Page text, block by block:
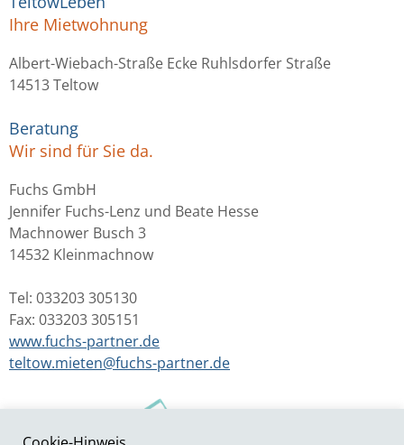
Ihre Mietwohnung
Albert-Wiebach-Straße Ecke Ruhlsdorfer Straße
14513 Teltow
Beratung
Wir sind für Sie da.
Fuchs GmbH
Jennifer Fuchs-Lenz und Beate Hesse
Machnower Busch 3
14532 Kleinmachnow
Tel: 033203 305130
Fax: 033203 305151
www.fuchs-partner.de
teltow.mieten@fuchs-partner.de